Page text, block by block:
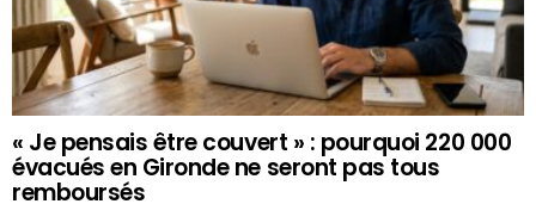
« Je pensais être couvert » : pourquoi 220 000
évacués en Gironde ne seront pas tous
remboursés